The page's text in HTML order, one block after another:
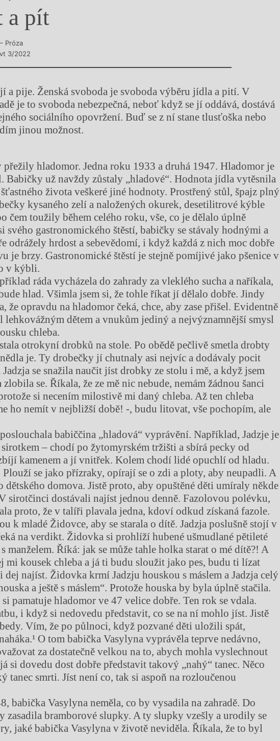
a pít
– Próza
3/2022
a pije. Ženská svoboda je svoboda výběru jídla a pití. V
je to svoboda nebezpečná, neboť když se jí oddává, dostává
sociálního opovržení. Buď se z ní stane tlusťoška nebo
jinou možnost.
přežily hladomor. Jedna roku 1933 a druhá 1947. Hladomor je
Babičky už navždy zůstaly „hladové“. Hodnota jídla vytěsnila
života veškeré jiné hodnoty. Prostřený stůl, špajz plný
kysaného zelí a naložených okurek, desetilitrové kýble
čem toužily během celého roku, vše, co je dělalo úplně
svého gastronomického štěstí, babičky se stávaly hodnými a
odrážely hrdost a sebevědomí, i když každá z nich moc dobře
je brzy. Gastronomické štěstí je stejně pomíjivé jako pšenice v
v kýbli.
ráda vycházela do zahrady za vleklého sucha a naříkala,
hlad. Všimla jsem si, že tohle říkat jí dělalo dobře. Jindy
že opravdu na hladomor čeká, chce, aby zase přišel. Evidentně
lehkovážným dětem a vnukům jediný a nejvýznamnější smysl
chleba.
otrokyní drobků na stole. Po obědě pečlivě smetla drobty
je. Ty drobečky jí chutnaly asi nejvíc a dodávaly pocit
se snažila naučit jíst drobky ze stolu i mě, a když jsem
se. Říkala, že ze mě nic nebude, nemám žádnou šanci
si necením milostivě mi daný chleba. Až ten chleba
ho nemít v nejbližší době! -, budu litovat, vše pochopím, ale
babiččina „hladová“ vyprávění. Například, Jadzje je
– chodí po žytomyrském tržišti a sbírá pecky od
kamenem a jí vnitřek. Kolem chodí lidé opuchlí od hladu.
Plouží se jako přízraky, opírají se o zdi a ploty, aby neupadli. A
dětského domova. Jistě proto, aby opuštěné děti umíraly někde
sirotčinci dostávali najíst jednou denně. Fazolovou polévku,
proto, že v talíři plavala jedna, kdoví odkud získaná fazole.
k mladé Židovce, aby se starala o dítě. Jadzja poslušně stojí v
na verdikt. Židovka si prohlíží hubené ušmudlané pětileté
manželem. Říká: jak se může tahle holka starat o mé dítě?! A
mi kousek chleba a já ti budu sloužit jako pes, budu ti lízat
dej najíst. Židovka krmí Jadzju houskou s máslem a Jadzja celý
a ještě s máslem“. Protože houska by byla úplně stačila.
pamatuje hladomor ve 47 velice dobře. Ten rok se vdala.
i když si nedovedu představit, co se na ní mohlo jíst. Jistě
Vím, že po půlnoci, když pozvané děti uložili spát,
O tom babička Vasylyna vyprávěla teprve nedávno,
za dostatečně velkou na to, abych mohla vyslechnout
si dovedu dost dobře představit takový „nahý“ tanec. Něco
tanec smrti. Jíst není co, tak si aspoň na rozloučenou
babička Vasylyna neměla, co by vysadila na zahradě. Do
zasadila bramborové slupky. A ty slupky vzešly a urodily se
jaké babička Vasylyna v životě neviděla. Říkala, že to byl